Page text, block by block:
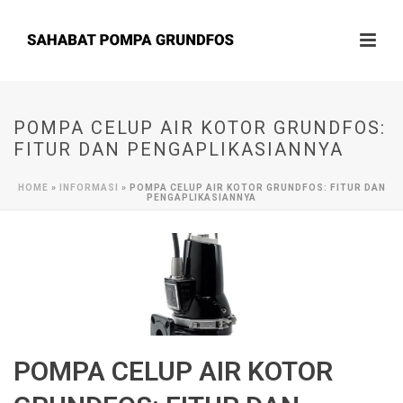
POMPA CELUP AIR KOTOR GRUNDFOS:
FITUR DAN PENGAPLIKASIANNYA
HOME » INFORMASI » POMPA CELUP AIR KOTOR GRUNDFOS: FITUR DAN
PENGAPLIKASIANNYA
POMPA CELUP AIR KOTOR